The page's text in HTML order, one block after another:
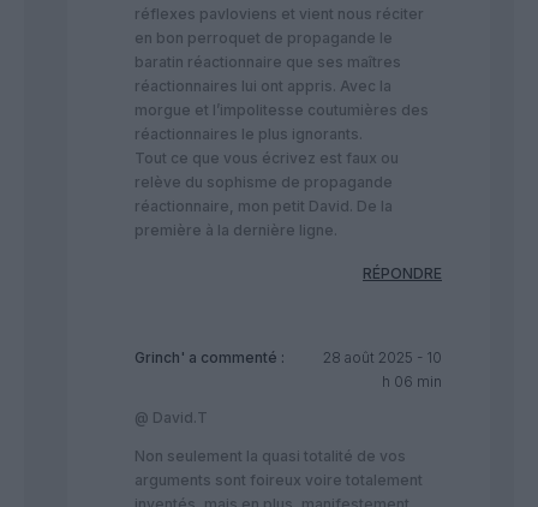
réflexes pavloviens et vient nous réciter
en bon perroquet de propagande le
baratin réactionnaire que ses maîtres
réactionnaires lui ont appris. Avec la
morgue et l’impolitesse coutumières des
réactionnaires le plus ignorants.
Tout ce que vous écrivez est faux ou
relève du sophisme de propagande
réactionnaire, mon petit David. De la
première à la dernière ligne.
RÉPONDRE
Grinch' a commenté :
28 août 2025 - 10
h 06 min
@ David.T
Non seulement la quasi totalité de vos
arguments sont foireux voire totalement